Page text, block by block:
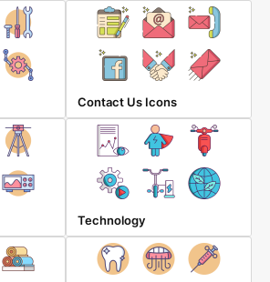
Contact Us Icons
Technology